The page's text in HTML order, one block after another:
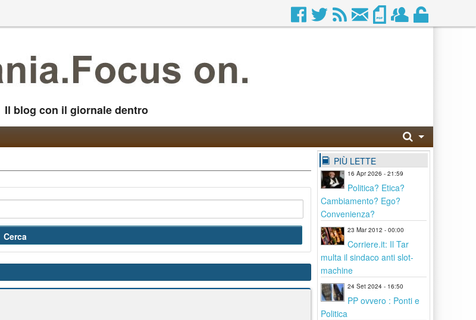
Il blog con il giornale dentro
PIÙ LETTE
16 Apr 2026 - 21:59
Politica? Etica?
Cambiamento? Ego?
Convenienza?
23 Mar 2012 - 00:00
Corriere.it: Il Tar
multa il sindaco anti slot-
machine
24 Set 2024 - 16:50
PP ovvero : Ponti e
Politica